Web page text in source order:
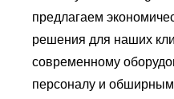
предлагаем
решения для наших
современному
персоналу и